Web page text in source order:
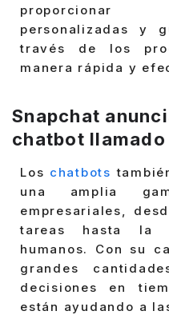
proporcionar
personalizadas y
través de los
manera rápida y
Snapchat
chatbot llamado
Los chatbots
una amplia
empresariales,
tareas hasta la
humanos. Con su
grandes
decisiones en
están ayudando a